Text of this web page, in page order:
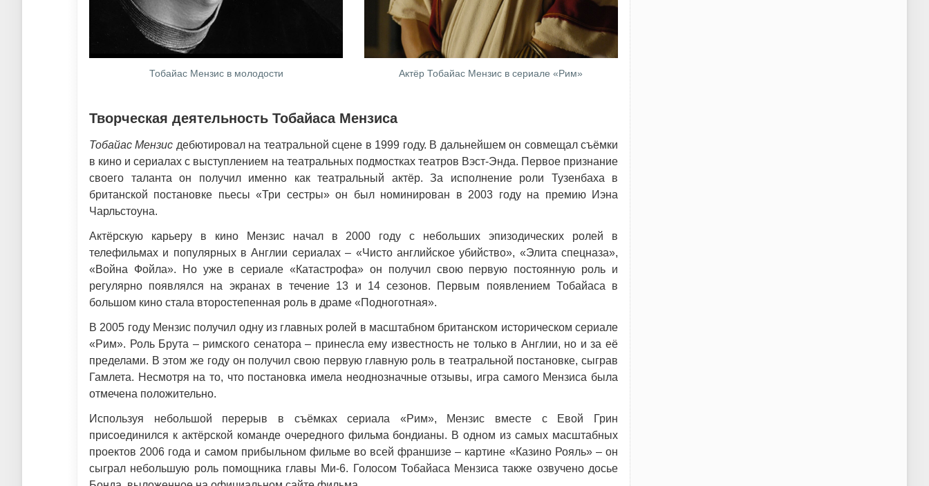
Тобайас Мензис в молодости Актёр Тобайас Мензис в сериале «Рим»
Творческая деятельность Тобайаса Мензиса
Тобайас Мензис дебютировал на театральной сцене в 1999 году. В дальнейшем он совмещал съёмки
в кино и сериалах с выступлением на театральных подмостках театров Вэст-Энда. Первое признание
своего таланта он получил именно как театральный актёр. За исполнение роли Тузенбаха в
британской постановке пьесы «Три сестры» он был номинирован в 2003 году на премию Иэна
Чарльстоуна.
Актёрскую карьеру в кино Мензис начал в 2000 году с небольших эпизодических ролей в
телефильмах и популярных в Англии сериалах – «Чисто английское убийство», «Элита спецназа»,
«Война Фойла». Но уже в сериале «Катастрофа» он получил свою первую постоянную роль и
регулярно появлялся на экранах в течение 13 и 14 сезонов. Первым появлением Тобайаса в
большом кино стала второстепенная роль в драме «Подноготная».
В 2005 году Мензис получил одну из главных ролей в масштабном британском историческом сериале
«Рим». Роль Брута – римского сенатора – принесла ему известность не только в Англии, но и за её
пределами. В этом же году он получил свою первую главную роль в театральной постановке, сыграв
Гамлета. Несмотря на то, что постановка имела неоднозначные отзывы, игра самого Мензиса была
отмечена положительно.
Используя небольшой перерыв в съёмках сериала «Рим», Мензис вместе с Евой Грин
присоединился к актёрской команде очередного фильма бондианы. В одном из самых масштабных
проектов 2006 года и самом прибыльном фильме во всей франшизе – картине «Казино Рояль» – он
сыграл небольшую роль помощника главы Ми-6. Голосом Тобайаса Мензиса также озвучено досье